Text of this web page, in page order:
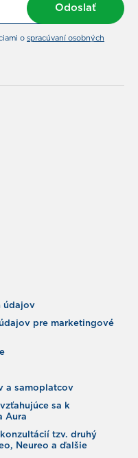
Odoslať
o spracúvaní osobných
údajov
pre marketingové
a samoplatcov
sa k
Aura
tzv. druhý
Neureo a ďalšie